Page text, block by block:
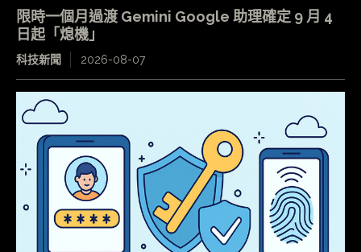
限時一個月過渡 Gemini Google 助理確定 9 月 4
日起「熄機」
科技新聞 2026-08-07